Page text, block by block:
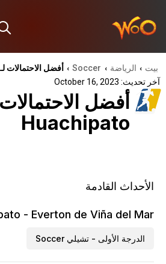
بيت › الرياضة ›
Soccer
› أفضل الاحتمالات لـ Huachipato
آخر تحديث: October 16, 2023
أفضل الاحتمالات
Huachipato
الأحداث القادمة
- Everton de Viña del Mar
الدرجة الأولى - تشيلي Soccer